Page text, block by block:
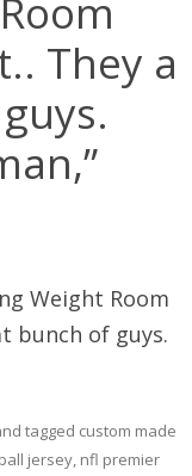
They a
Weight Room
bunch of guys.
tagged custom made
jersey, nfl premier